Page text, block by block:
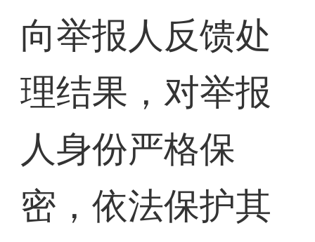
向举报人反馈处
理结果，对举报
人身份严格保
密，依法保护其